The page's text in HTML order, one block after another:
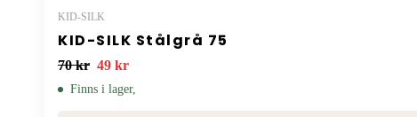
KID-SILK
KID-SILK Stålgrå 75
70kr 49 kr
Finns i lager,